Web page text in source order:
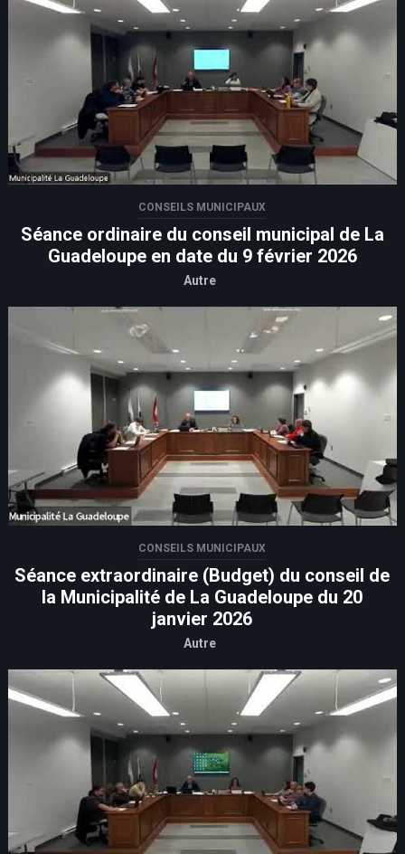
CONSEILS MUNICIPAUX
Séance ordinaire du conseil municipal de La
Guadeloupe en date du 9 février 2026
Autre
CONSEILS MUNICIPAUX
Séance extraordinaire (Budget) du conseil de
la Municipalité de La Guadeloupe du 20
janvier 2026
Autre